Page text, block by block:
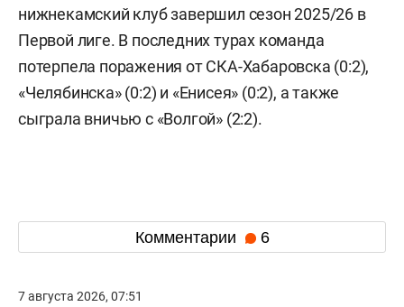
нижнекамский клуб завершил сезон 2025/26 в
Первой лиге. В последних турах команда
потерпела поражения от СКА-Хабаровска (0:2),
«Челябинска» (0:2) и «Енисея» (0:2), а также
сыграла вничью с «Волгой» (2:2).
Комментарии 6
7 августа 2026, 07:51